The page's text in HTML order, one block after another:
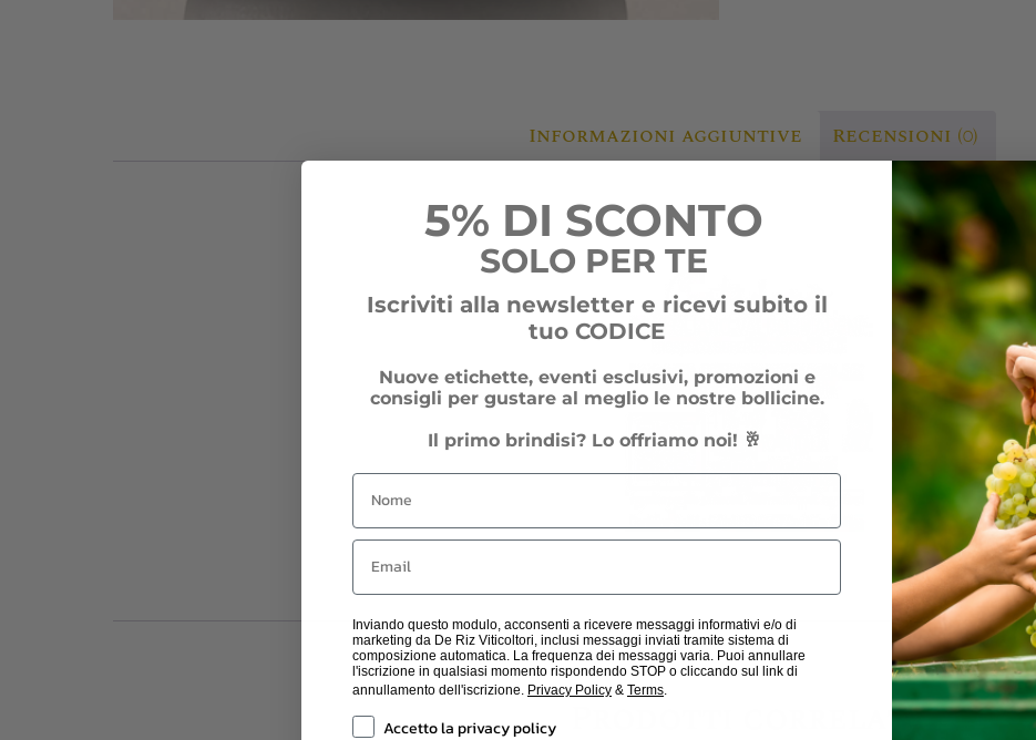
Informazioni aggiuntive Recensioni (0)
Prodotti correlati
5% DI SCONTO
SOLO PER TE
Iscriviti alla newsletter e ricevi subito il
tuo CODICE
Nuove etichette, eventi esclusivi, promozioni e
consigli per gustare al meglio le nostre bollicine.
Il primo brindisi? Lo offriamo noi! 🥂
Nome
Email
Inviando questo modulo, acconsenti a ricevere messaggi informativi e/o di
marketing da De Riz Viticoltori, inclusi messaggi inviati tramite sistema di
composizione automatica. La frequenza dei messaggi varia. Puoi annullare
l'iscrizione in qualsiasi momento rispondendo STOP o cliccando sul link di
annullamento dell'iscrizione. Privacy Policy & Terms
PrivacyAccetto la privacy policy